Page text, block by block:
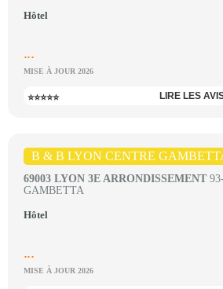
Hôtel
...
MISE À JOUR 2026
⭐⭐⭐⭐⭐ LIRE LES
B & B LYON CENTRE
69003 LYON 3E ARRONDISSEMENT
GAMBETTA
Hôtel
...
MISE À JOUR 2026